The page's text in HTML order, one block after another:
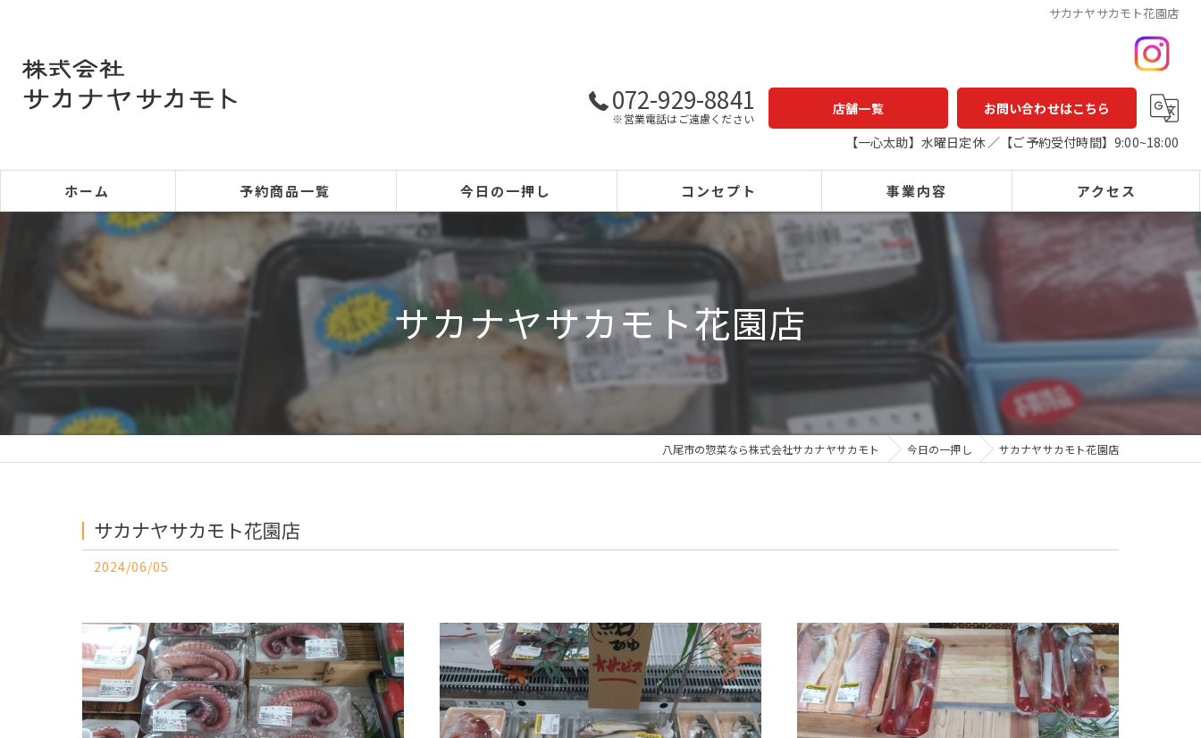
サカナヤサカモト花園店
072-929-8841
※営業電話はご遠慮ください
店舗一覧
お問い合わせはこちら
【一心太助】水曜日定休 ／【ご予約受付時間】9:00~18:00
ホーム 予約商品一覧 今日の一押し コンセプト 事業内容
一心太助
鮮魚
アクセス
一心太助
サカナヤサカモト花園店
八尾市の惣菜なら株式会社サカナヤサカモト 今日の一押し サカナヤサカモト花園店
サカナヤサカモト花園店
2024/06/05